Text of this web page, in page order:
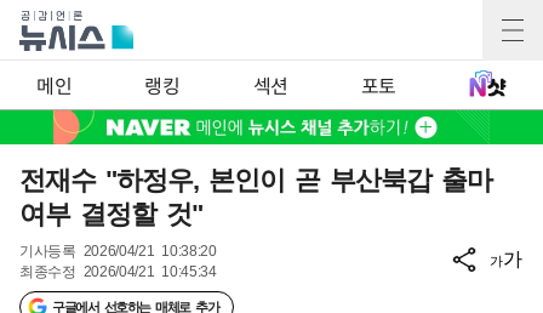
메인 랭킹 섹션 포토
전재수 "하정우, 본인이 곧 부산북갑 출마
여부 결정할 것"
기사등록 2026/04/21 10:38:20
최종수정 2026/04/21 10:45:34
구글에서 선호하는 매체로 추가
가가